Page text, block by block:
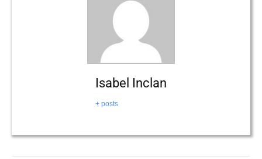
Isabel Inclan
+ posts